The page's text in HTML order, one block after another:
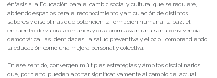
énfasis a la Educación para el cambio social y cultural que se requiere,
abriendo espacios para el reconocimiento y articulación de distintos
saberes y disciplinas que potencien la formación humana, la paz, el
encuentro de valores comunes y que promuevan una sana convivencia
democrática, las identidades, la salud preventiva y el ocio , comprendiendo
la educación como una mejora personal y colectiva.
En ese sentido, convergen múltiples estrategias y ámbitos disciplinarios,
que, por cierto, pueden aportar significativamente al cambio del actual